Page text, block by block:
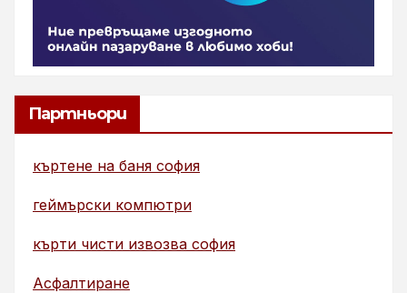
Партньори
къртене на баня софия
геймърски компютри
кърти чисти извозва софия
Асфалтиране